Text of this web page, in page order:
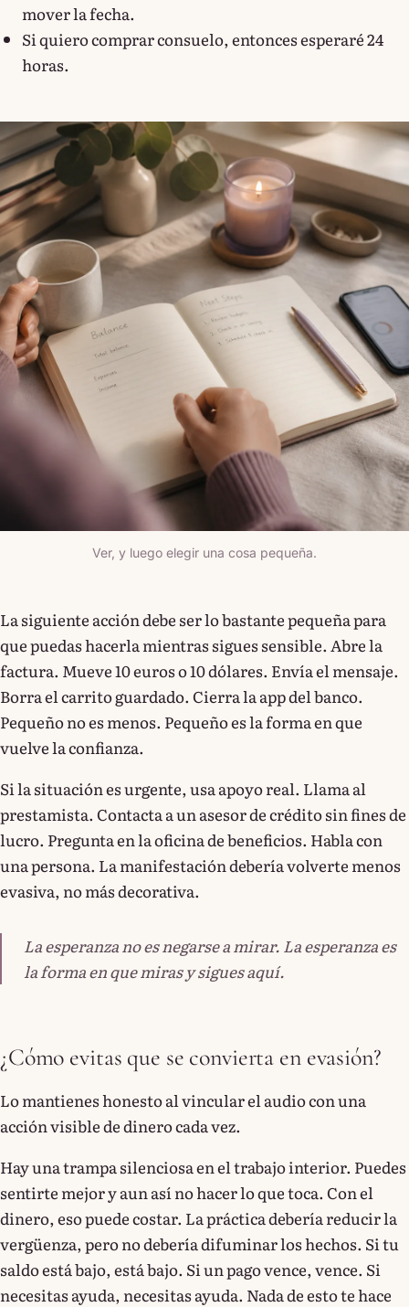
mover la fecha.
Si quiero comprar consuelo, entonces esperaré 24
horas.
Ver, y luego elegir una cosa pequeña.
La siguiente acción debe ser lo bastante pequeña para
que puedas hacerla mientras sigues sensible. Abre la
factura. Mueve 10 euros o 10 dólares. Envía el mensaje.
Borra el carrito guardado. Cierra la app del banco.
Pequeño no es menos. Pequeño es la forma en que
vuelve la confianza.
Si la situación es urgente, usa apoyo real. Llama al
prestamista. Contacta a un asesor de crédito sin fines de
lucro. Pregunta en la oficina de beneficios. Habla con
una persona. La manifestación debería volverte menos
evasiva, no más decorativa.
La esperanza no es negarse a mirar. La esperanza es
la forma en que miras y sigues aquí.
¿Cómo evitas que se convierta en evasión?
Lo mantienes honesto al vincular el audio con una
acción visible de dinero cada vez.
Hay una trampa silenciosa en el trabajo interior. Puedes
sentirte mejor y aun así no hacer lo que toca. Con el
dinero, eso puede costar. La práctica debería reducir la
vergüenza, pero no debería difuminar los hechos. Si tu
saldo está bajo, está bajo. Si un pago vence, vence. Si
necesitas ayuda, necesitas ayuda. Nada de esto te hace